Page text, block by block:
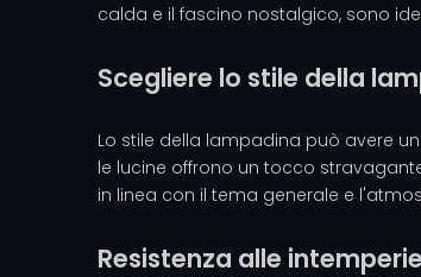
calda e il fascino nostalgico, sono
Scegliere lo stile della
Lo stile della lampadina può avere
le lucine offrono un tocco
in linea con il tema generale e
Resistenza alle intemperie